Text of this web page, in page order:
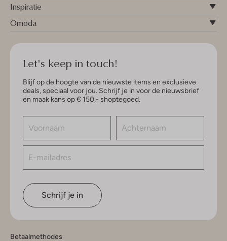
Inspiratie
Omoda
Let's keep in touch!
Blijf op de hoogte van de nieuwste items en exclusieve
deals, speciaal voor jou. Schrijf je in voor de nieuwsbrief
en maak kans op € 150,- shoptegoed.
Schrijf je in
Betaalmethodes